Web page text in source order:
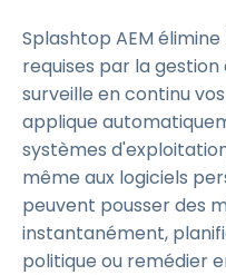
Splashtop AEM
requises par la
surveille en continu
applique
systèmes
même aux logiciels
peuvent pousser des
instantanément,
politique ou remédier